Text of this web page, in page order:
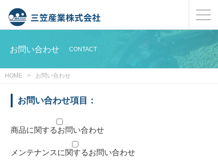
お問い合わせ CONTACT
HOME > お問い合わせ
お問い合わせ項目：
商品に関するお問い合わせ
メンテナンスに関するお問い合わせ